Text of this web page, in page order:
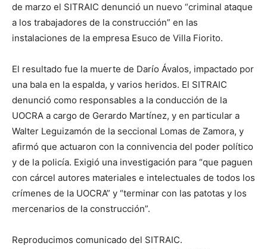
de marzo el SITRAIC denunció un nuevo “criminal ataque
a los trabajadores de la construcción” en las
instalaciones de la empresa Esuco de Villa Fiorito.
El resultado fue la muerte de Darío Ávalos, impactado por
una bala en la espalda, y varios heridos. El SITRAIC
denunció como responsables a la conducción de la
UOCRA a cargo de Gerardo Martínez, y en particular a
Walter Leguizamón de la seccional Lomas de Zamora, y
afirmó que actuaron con la connivencia del poder político
y de la policía. Exigió una investigación para “que paguen
con cárcel autores materiales e intelectuales de todos los
crímenes de la UOCRA” y “terminar con las patotas y los
mercenarios de la construcción”.
Reproducimos comunicado del SITRAIC.